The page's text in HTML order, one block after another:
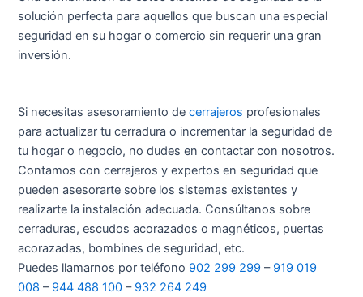
solución perfecta para aquellos que buscan una especial
seguridad en su hogar o comercio sin requerir una gran
inversión.
Si necesitas asesoramiento decerrajeros profesionales
para actualizar tu cerradura o incrementar la seguridad de
tu hogar o negocio, no dudes en contactar con nosotros.
Contamos con cerrajeros y expertos en seguridad que
pueden asesorarte sobre los sistemas existentes y
realizarte la instalación adecuada. Consúltanos sobre
cerraduras, escudos acorazados o magnéticos, puertas
acorazadas, bombines de seguridad, etc.
Puedes llamarnos por teléfono 902 299 299 – 919 019
008 – 944 488 100 – 932 264 249